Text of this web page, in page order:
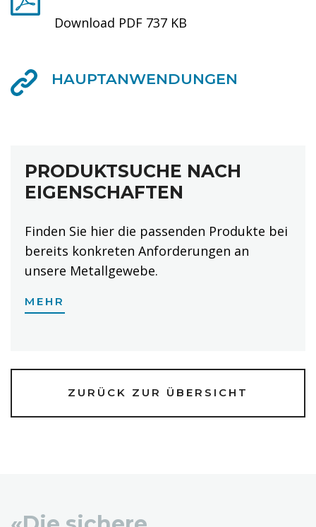
Download PDF 737 KB
HAUPTANWENDUNGEN
PRODUKTSUCHE NACH
EIGENSCHAFTEN
Finden Sie hier die passenden Produkte bei
bereits konkreten Anforderungen an
unsere Metallgewebe.
MEHR
ZURÜCK ZUR ÜBERSICHT